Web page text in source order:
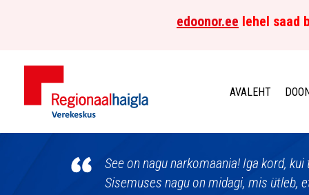
edoonor.ee lehel saad
Põhja-
AVALEHT
See on nagu narkomaania! Iga kord,
Sisemuses nagu on midagi, mis ütleb,